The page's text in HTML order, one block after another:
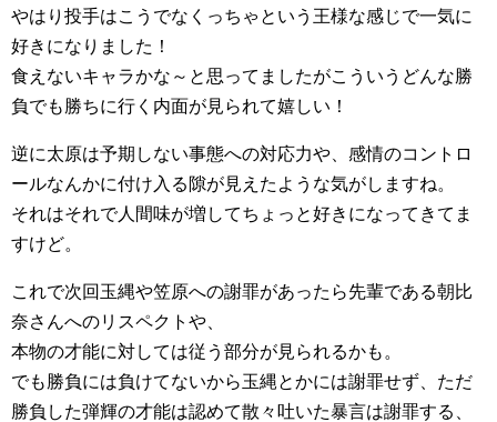
やはり投手はこうでなくっちゃという王様な感じで一気に
好きになりました！
食えないキャラかな～と思ってましたがこういうどんな勝
負でも勝ちに行く内面が見られて嬉しい！
逆に太原は予期しない事態への対応力や、感情のコントロ
ールなんかに付け入る隙が見えたような気がしますね。
それはそれで人間味が増してちょっと好きになってきてま
すけど。
これで次回玉縄や笠原への謝罪があったら先輩である朝比
奈さんへのリスペクトや、
本物の才能に対しては従う部分が見られるかも。
でも勝負には負けてないから玉縄とかには謝罪せず、ただ
勝負した弾輝の才能は認めて散々吐いた暴言は謝罪する、